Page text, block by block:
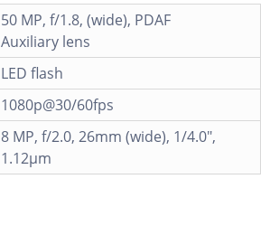
50 MP, f/1.8, (wide), PDAF
Auxiliary lens
LED flash
1080p@30/60fps
8 MP, f/2.0, 26mm (wide), 1/4.0",
1.12µm